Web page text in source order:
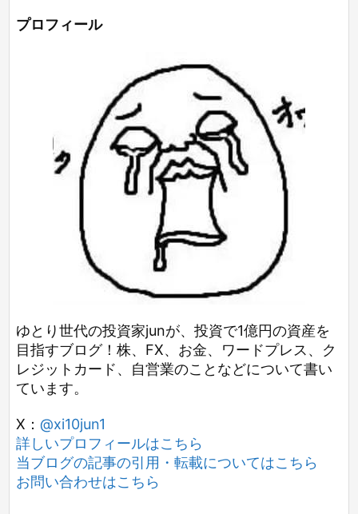
プロフィール
ゆとり世代の投資家junが、投資で1億円の資産を
目指すブログ！株、FX、お金、ワードプレス、ク
レジットカード、自営業のことなどについて書い
ています。
X： @xi10jun1
詳しいプロフィールはこちら
当ブログの記事の引用・転載についてはこちら
お問い合わせはこちら